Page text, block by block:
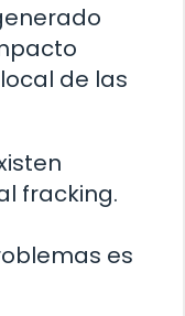
de las
fracking.
es